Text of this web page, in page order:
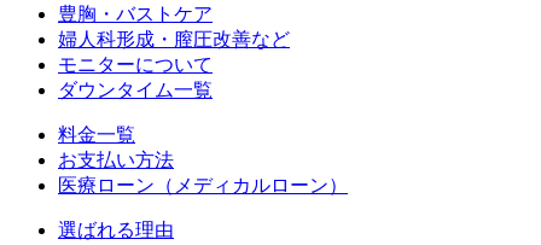
豊胸・バストケア
婦人科形成・膣圧改善など
モニターについて
ダウンタイム一覧
料金一覧
お支払い方法
医療ローン（メディカルローン）
選ばれる理由